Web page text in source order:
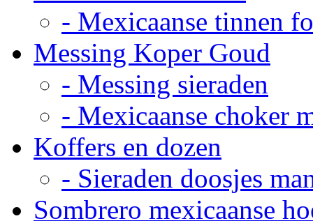
- Mexicaanse tinnen
Messing Koper Goud
- Messing sieraden
- Mexicaanse choker
Koffers en dozen
- Sieraden doosjes
Sombrero mexicaanse